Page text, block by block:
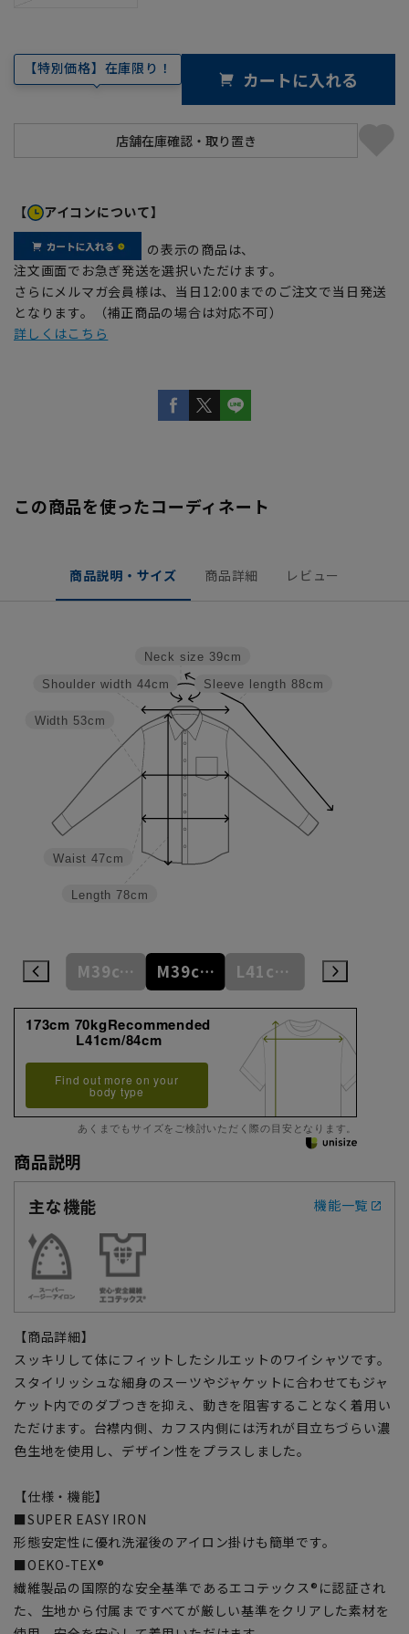
【特別価格】在庫限り！ カートに入れる
【 アイコンについて】
の表示の商品は、
注文画面でお急ぎ発送を選択いただけます。
さらにメルマガ会員様は、当日12:00までのご注文で当日発送
となります。（補正商品の場合は対応不可）
詳しくはこちら
この商品を使ったコーディネート
商品説明・サイズ 商品詳細 レビュー
Sleeve length 88cm
Neck size 39cm
Length 78cm
Waist 47cm
Width 53cm
Shoulder width 44cm
M39cm/86cm M39cm/88cm L41cm/82cm
173cm 70kgRecommended
L41cm/84cm
Find out more on your
body type
あくまでもサイズをご検討いただく際の目安となります。
商品説明
主な機能
機能一覧
【商品詳細】
スッキリして体にフィットしたシルエットのワイシャツです。
スタイリッシュな細身のスーツやジャケットに合わせてもジャ
ケット内でのダブつきを抑え、動きを阻害することなく着用い
ただけます。台襟内側、カフス内側には汚れが目立ちづらい濃
色生地を使用し、デザイン性をプラスしました。
【仕様・機能】
■SUPER EASY IRON
形態安定性に優れ洗濯後のアイロン掛けも簡単です。
■OEKO-TEX®
繊維製品の国際的な安全基準であるエコテックス®に認証され
た、生地から付属まですべてが厳しい基準をクリアした素材を